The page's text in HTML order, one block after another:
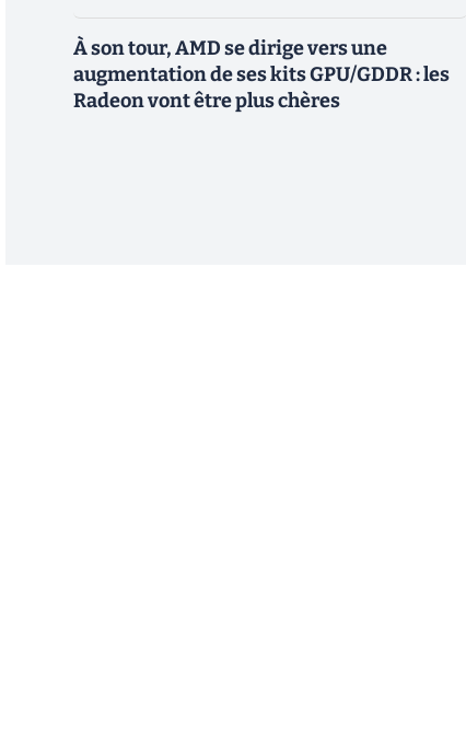
À son tour, AMD se dirige vers une
augmentation de ses kits GPU/GDDR : les
Radeon vont être plus chères